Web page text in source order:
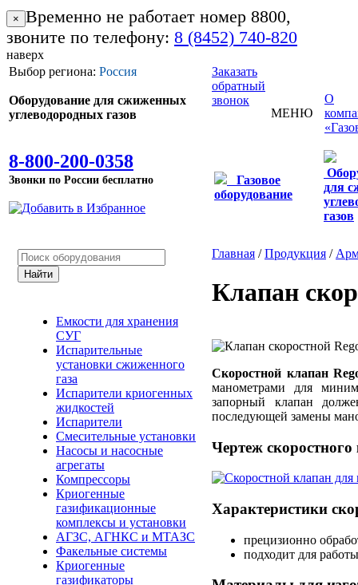
× Временно не работает номер 8800,
звоните по телефону: 8 (8452) 740-820
наверх
Выбор региона: Россия
Оборудование для сжиженных
углеводородных газов
8-800-200-0358
Звонки по России бесплатно
Заказать
обратный
звонок
МЕНЮ
О
Газовое
оборудование
для
газов
Емкости для хранения
СУГ
Испарительные
установки сжиженного
газа
Испарители криогенных
жидкостей
Испарители
Смесительные установки
Насосы и насосные
агрегаты
Компрессоры
Криогенные
газификационные
комплексы и установки
АГЗС, АГНКС и МТАЗС
Факельные системы
Криогенные
газификаторы
Главная /Продукция /
Клапан
Скоростной клапан
манометрами для
запорный клапан
последующей замены
Чертеж
Характеристики
прецизионно
подходит для